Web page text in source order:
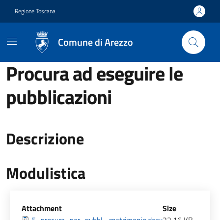
Regione Toscana
Comune di Arezzo
Procura ad eseguire le
pubblicazioni
Descrizione
Modulistica
Allegati
Attachment
Size